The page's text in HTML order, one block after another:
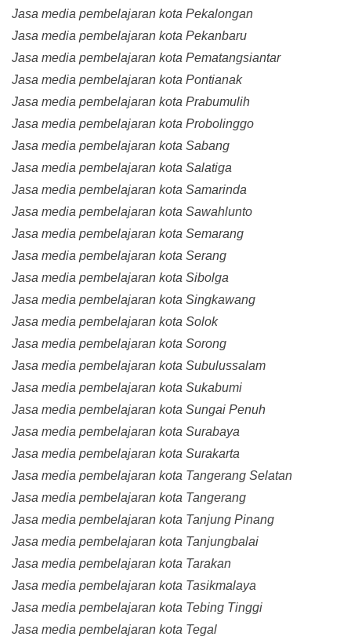
Jasa media pembelajaran kota Pekalongan
Jasa media pembelajaran kota Pekanbaru
Jasa media pembelajaran kota Pematangsiantar
Jasa media pembelajaran kota Pontianak
Jasa media pembelajaran kota Prabumulih
Jasa media pembelajaran kota Probolinggo
Jasa media pembelajaran kota Sabang
Jasa media pembelajaran kota Salatiga
Jasa media pembelajaran kota Samarinda
Jasa media pembelajaran kota Sawahlunto
Jasa media pembelajaran kota Semarang
Jasa media pembelajaran kota Serang
Jasa media pembelajaran kota Sibolga
Jasa media pembelajaran kota Singkawang
Jasa media pembelajaran kota Solok
Jasa media pembelajaran kota Sorong
Jasa media pembelajaran kota Subulussalam
Jasa media pembelajaran kota Sukabumi
Jasa media pembelajaran kota Sungai Penuh
Jasa media pembelajaran kota Surabaya
Jasa media pembelajaran kota Surakarta
Jasa media pembelajaran kota Tangerang Selatan
Jasa media pembelajaran kota Tangerang
Jasa media pembelajaran kota Tanjung Pinang
Jasa media pembelajaran kota Tanjungbalai
Jasa media pembelajaran kota Tarakan
Jasa media pembelajaran kota Tasikmalaya
Jasa media pembelajaran kota Tebing Tinggi
Jasa media pembelajaran kota Tegal